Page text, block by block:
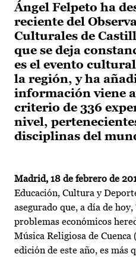
Ángel Felpeto ha
reciente del
Culturales de
que se deja
es el evento
la región, y ha
información viene
criterio de 336
nivel,
disciplinas del
Madrid, 18 de febrero de
Educación, Cultura y
asegurado que, a día de
problemas económicos
Música Religiosa de Cuenca
edición de este año, es más